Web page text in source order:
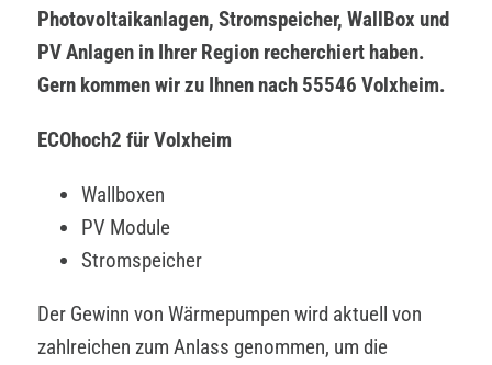
Photovoltaikanlagen, Stromspeicher, WallBox und
PV Anlagen in Ihrer Region recherchiert haben.
Gern kommen wir zu Ihnen nach 55546 Volxheim.
ECOhoch2 für Volxheim
Wallboxen
PV Module
Stromspeicher
Der Gewinn von Wärmepumpen wird aktuell von
zahlreichen zum Anlass genommen, um die